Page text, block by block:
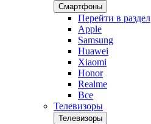
Смартфоны
Перейти в раздел
Apple
Samsung
Huawei
Xiaomi
Honor
Realme
Все
Телевизоры
Телевизоры